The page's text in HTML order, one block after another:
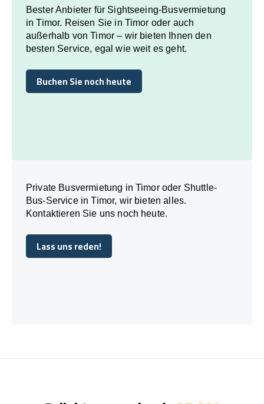
Bester Anbieter für Sightseeing-Busvermietung
in Timor. Reisen Sie in Timor oder auch
außerhalb von Timor – wir bieten Ihnen den
besten Service, egal wie weit es geht.
Buchen Sie noch heute
Buchen Sie noch heute
Private Busvermietung in Timor oder Shuttle-
Bus-Service in Timor, wir bieten alles.
Kontaktieren Sie uns noch heute.
Lass uns reden!
Lass uns reden!